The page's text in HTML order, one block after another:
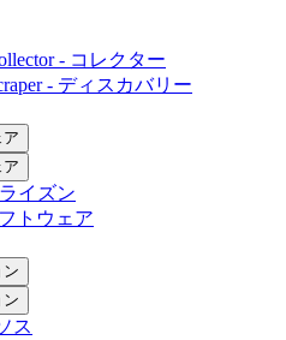
- コレクター
- ディスカバリー
イズン
トウェア
ス